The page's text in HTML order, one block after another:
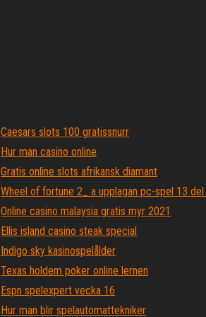
Caesars slots 100 gratissnurr
Hur man casino online
Gratis online slots afrikansk diamant
Wheel of fortune 2_ a upplagan pc-spel 13
Online casino malaysia gratis myr 2021
Ellis island casino steak special
Indigo sky kasinospelålder
Texas holdem poker online lernen
Espn spelexpert vecka 16
Hur man blir spelautomattekniker